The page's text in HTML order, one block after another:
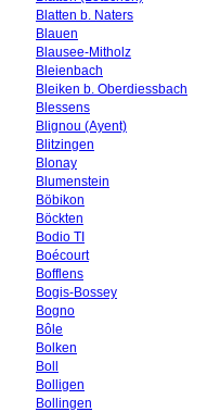
Blatten b. Naters
Blauen
Blausee-Mitholz
Bleienbach
Bleiken b. Oberdiessbach
Blessens
Blignou (Ayent)
Blitzingen
Blonay
Blumenstein
Böbikon
Böckten
Bodio TI
Boécourt
Bofflens
Bogis-Bossey
Bogno
Bôle
Bolken
Boll
Bolligen
Bollingen